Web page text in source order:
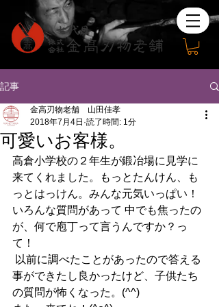
記事
可愛いお客様。
金高刃物老舗 山田佳孝
2018年7月4日 読了時間: 1分
高倉小学校の２年生が鍛冶場に見学に
来てくれました。もっとたんけん、も
っとはっけん。みんな元気いっぱい！
いろんな質問があって 中でも焦ったの
が、何で庖丁って言うんですか？っ
て！
事ができたし良かったけど、子供たち
の質問が怖くなった。(^^)